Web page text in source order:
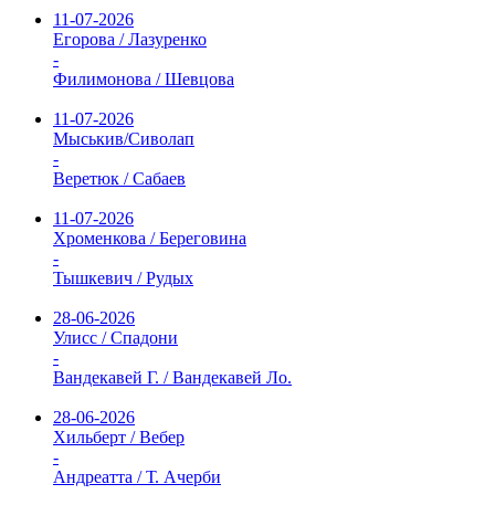
11-07-2026
Егорова / Лазуренко
-
Филимонова / Шевцова
11-07-2026
Мыськив/Сиволап
-
Веретюк / Сабаев
11-07-2026
Хроменкова / Береговина
-
Тышкевич / Рудых
28-06-2026
Улисс / Спадони
-
Вандекавей Г. / Вандекавей Ло.
28-06-2026
Хильберт / Вебер
-
Андреатта / Т. Ачерби